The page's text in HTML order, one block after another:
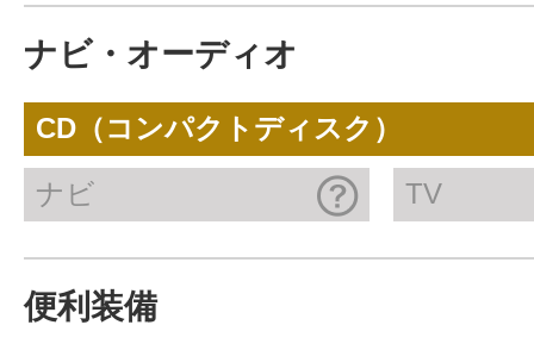
ナビ・オーディオ
CD（コンパクトディスク）
ナビ TV
便利装備